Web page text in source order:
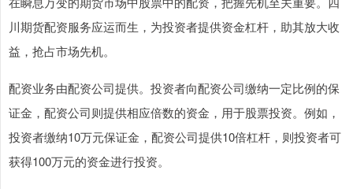
川期货配资服务应运而生，为投资者提供资金杠杆，助其放大收
益，抢占市场先机。
配资业务由配资公司提供。投资者向配资公司缴纳一定比例的保
证金，配资公司则提供相应倍数的资金，用于股票投资。例如，
投资者缴纳10万元保证金，配资公司提供10倍杠杆，则投资者可
获得100万元的资金进行投资。